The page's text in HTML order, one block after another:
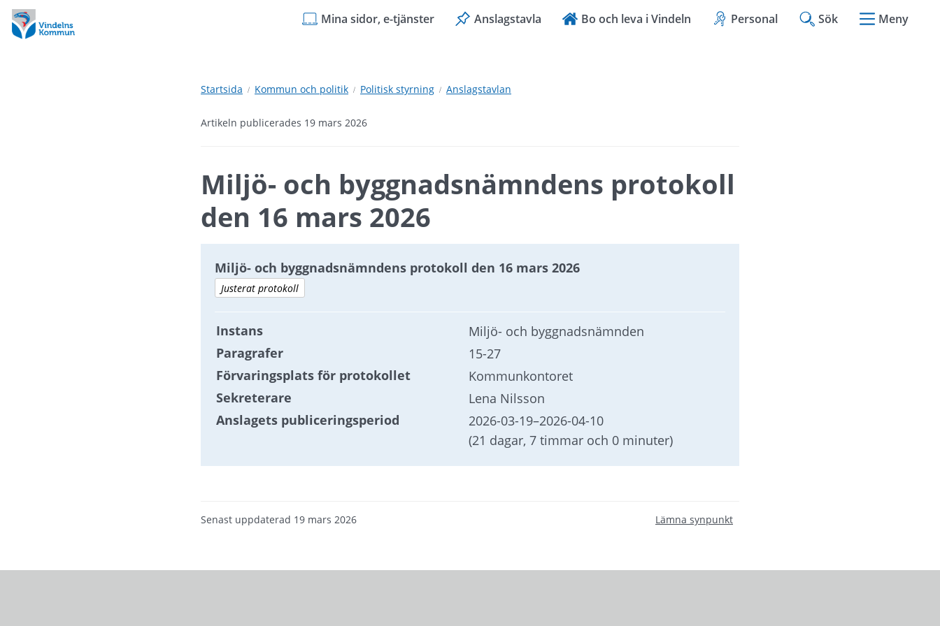
Hoppa
till
innehåll
Hoppa
till
undermeny
Mina sidor, e-tjänster Anslagstavla Bo och leva i Vindeln Personal Sök Meny
Startsida Kommun och politik Politisk styrning Anslagstavlan
Artikeln publicerades 19 mars 2026
Miljö- och byggnadsnämndens protokoll
den 16 mars 2026
Miljö- och byggnadsnämndens protokoll den 16 mars 2026
Justerat protokoll
Instans
Miljö- och byggnadsnämnden
Paragrafer
15-27
Förvaringsplats för protokollet
Kommunkontoret
Sekreterare
Lena Nilsson
Anslagets publiceringsperiod
2026-03-19–2026-04-10
(21 dagar, 7 timmar och 0 minuter)
Senast uppdaterad 19 mars 2026 Lämna synpunkt